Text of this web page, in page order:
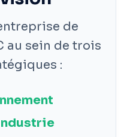
de
au sein de trois
: